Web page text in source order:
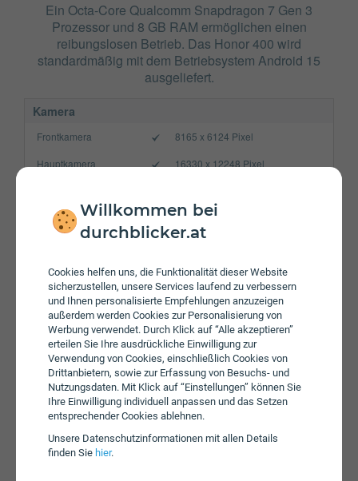
Willkommen bei
durchblicker.at
Cookies helfen uns, die Funktionalität dieser Website
sicherzustellen, unsere Services laufend zu verbessern
und Ihnen personalisierte Empfehlungen anzuzeigen
außerdem werden Cookies zur Personalisierung von
Werbung verwendet. Durch Klick auf “Alle akzeptieren”
erteilen Sie Ihre ausdrückliche Einwilligung zur
Verwendung von Cookies, einschließlich Cookies von
Drittanbietern, sowie zur Erfassung von Besuchs- und
Nutzungsdaten. Mit Klick auf “Einstellungen” können Sie
Ihre Einwilligung individuell anpassen und das Setzen
entsprechender Cookies ablehnen.
Unsere Daten­schutz­informationen mit allen Details
finden Sie hier.
Ein Octa-Core Qualcomm Snapdragon 7 Gen 3
Prozessor und 8 GB RAM ermöglichen einen
reibungslosen Betrieb. Das Honor 400 wird
standardmäßig mit dem Betriebsystem Android 15
ausgeliefert.
Kamera
Frontkamera
8165 x 6124 Pixel
Hauptkamera
16330 x 12248 Pixel
Bluetooth
5.4
WLAN
a/b/g/n/ac/ax
Gerät
Akku
5300 mAh
Speicherkarte
Betriebssystem
Android 15
Prozessor
Octa-Core
Arbeitsspeicher
8 GB